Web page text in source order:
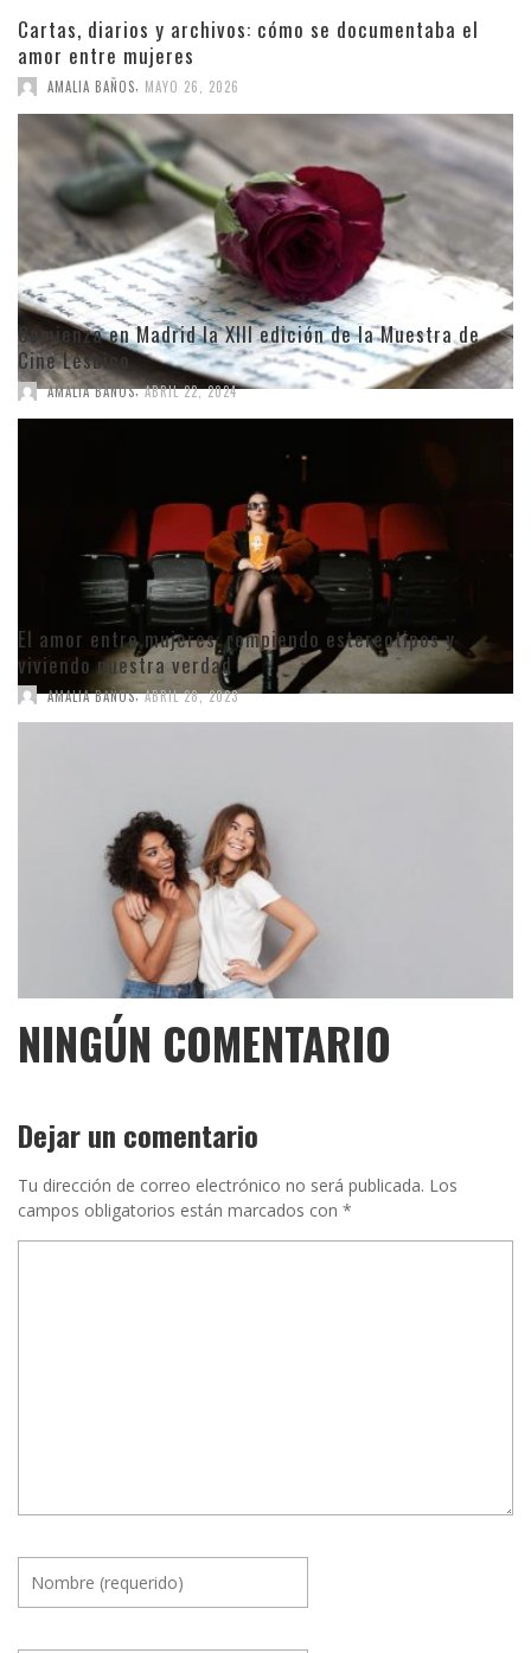
Cartas, diarios y archivos: cómo se documentaba el
amor entre mujeres
AMALIA BAÑOS MAYO 26, 2026
Comienza en Madrid la XIII edición de la Muestra de
Cine Lésbico
AMALIA BAÑOS, ABRIL 22, 2024
El amor entre mujeres: rompiendo estereotipos y
viviendo nuestra verdad
AMALIA BAÑOS, ABRIL 28, 2023
NINGÚN COMENTARIO
Dejar un comentario
Tu dirección de correo electrónico no será publicada. Los
campos obligatorios están marcados con *